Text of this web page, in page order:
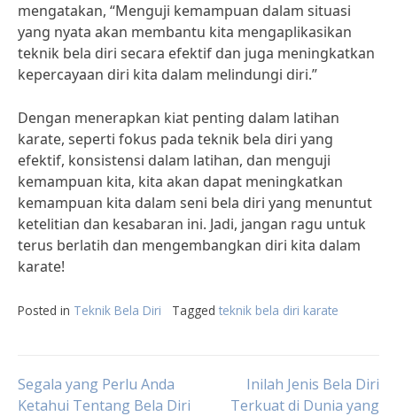
mengatakan, “Menguji kemampuan dalam situasi
yang nyata akan membantu kita mengaplikasikan
teknik bela diri secara efektif dan juga meningkatkan
kepercayaan diri kita dalam melindungi diri.”
Dengan menerapkan kiat penting dalam latihan
karate, seperti fokus pada teknik bela diri yang
efektif, konsistensi dalam latihan, dan menguji
kemampuan kita, kita akan dapat meningkatkan
kemampuan kita dalam seni bela diri yang menuntut
ketelitian dan kesabaran ini. Jadi, jangan ragu untuk
terus berlatih dan mengembangkan diri kita dalam
karate!
Posted in Teknik Bela Diri Tagged teknik bela diri karate
Post
Segala yang Perlu Anda
Ketahui Tentang Bela Diri
Inilah Jenis Bela Diri
Terkuat di Dunia yang